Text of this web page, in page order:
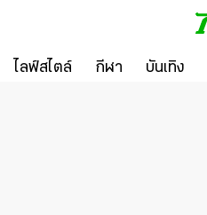
ไลฟ์สไตล์ กีฬา บันเทิง